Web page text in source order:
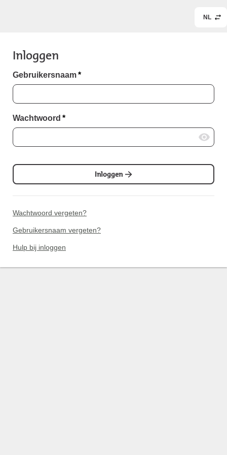
NL
Inloggen
Gebruikersnaam*
Wachtwoord *
Inloggen
Wachtwoord vergeten?
Gebruikersnaam vergeten?
Hulp bij inloggen